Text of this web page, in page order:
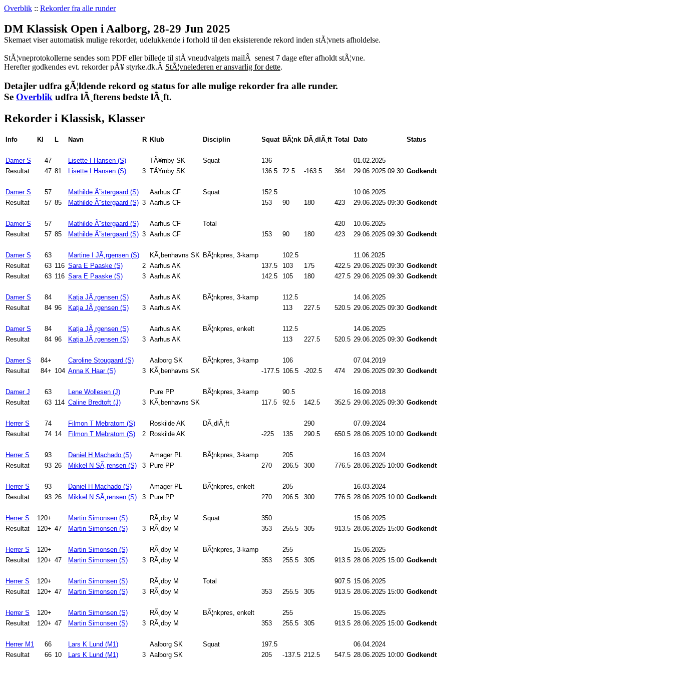
Overblik :: Rekorder fra alle runder
DM Klassisk Open i Aalborg, 28-29 Jun 2025
Skemaet viser automatisk mulige rekorder, udelukkende i forhold til den eksisterende rekord inden stÃ¦vnets afholdelse.
StÃ¦vneprotokollerne sendes som PDF eller billede til stÃ¦vneudvalgets mailÂ senest 7 dage efter afholdt stÃ¦vne.
Herefter godkendes evt. rekorder pÃ¥ styrke.dk.Â StÃ¦vnelederen er ansvarlig for dette.
Detajler udfra gÃ¦ldende rekord og status for alle mulige rekorder fra alle runder.
Se Overblik udfra lÃ¸fterens bedste lÃ¸ft.
Rekorder i Klassisk, Klasser
Info Kl L Navn R Klub Disciplin Squat BÃ¦nk DÃ¸dlÃ¸ft Total Dato Status
Damer S 47 Lisette I Hansen (S) TÃ¥rnby SK Squat 136 01.02.2025
Resultat
47 81 Lisette I Hansen (S) 3 TÃ¥rnby SK 136.5 72.5 -163.5 364 29.06.2025 09:30 Godkendt
Damer S 57 Mathilde Ã˜stergaard (S) Aarhus CF Squat 152.5 10.06.2025
Resultat
57 85 Mathilde Ã˜stergaard (S) 3 Aarhus CF 153 90 180 423 29.06.2025 09:30 Godkendt
Damer S 57 Mathilde Ã˜stergaard (S) Aarhus CF Total 420 10.06.2025
Resultat
57 85 Mathilde Ã˜stergaard (S) 3 Aarhus CF 153 90 180 423 29.06.2025 09:30 Godkendt
Damer S 63 Martine I JÃ¸rgensen (S) KÃ¸benhavns SK BÃ¦nkpres, 3-kamp 102.5 11.06.2025
Resultat
63 116 Sara E Paaske (S) 2 Aarhus AK 137.5 103 175 422.5 29.06.2025 09:30 Godkendt
Resultat
63 116 Sara E Paaske (S) 3 Aarhus AK 142.5 105 180 427.5 29.06.2025 09:30 Godkendt
Damer S 84 Katja JÃ¸rgensen (S) Aarhus AK BÃ¦nkpres, 3-kamp 112.5 14.06.2025
Resultat
84 96 Katja JÃ¸rgensen (S) 3 Aarhus AK 113 227.5 520.5 29.06.2025 09:30 Godkendt
Damer S 84 Katja JÃ¸rgensen (S) Aarhus AK BÃ¦nkpres, enkelt 112.5 14.06.2025
Resultat
84 96 Katja JÃ¸rgensen (S) 3 Aarhus AK 113 227.5 520.5 29.06.2025 09:30 Godkendt
Damer S 84+ Caroline Stougaard (S) Aalborg SK BÃ¦nkpres, 3-kamp 106 07.04.2019
Resultat
84+ 104 Anna K Haar (S) 3 KÃ¸benhavns SK -177.5 106.5 -202.5 474 29.06.2025 09:30 Godkendt
Damer J 63 Lene Wollesen (J) Pure PP BÃ¦nkpres, 3-kamp 90.5 16.09.2018
Resultat
63 114 Caline Bredtoft (J) 3 KÃ¸benhavns SK 117.5 92.5 142.5 352.5 29.06.2025 09:30 Godkendt
Herrer S 74 Filmon T Mebratom (S) Roskilde AK DÃ¸dlÃ¸ft 290 07.09.2024
Resultat
74 14 Filmon T Mebratom (S) 2 Roskilde AK -225 135 290.5 650.5 28.06.2025 10:00 Godkendt
Herrer S 93 Daniel H Machado (S) Amager PL BÃ¦nkpres, 3-kamp 205 16.03.2024
Resultat
93 26 Mikkel N SÃ¸rensen (S) 3 Pure PP 270 206.5 300 776.5 28.06.2025 10:00 Godkendt
Herrer S 93 Daniel H Machado (S) Amager PL BÃ¦nkpres, enkelt 205 16.03.2024
Resultat
93 26 Mikkel N SÃ¸rensen (S) 3 Pure PP 270 206.5 300 776.5 28.06.2025 10:00 Godkendt
Herrer S 120+ Martin Simonsen (S) RÃ¸dby M Squat 350 15.06.2025
Resultat
120+ 47 Martin Simonsen (S) 3 RÃ¸dby M 353 255.5 305 913.5 28.06.2025 15:00 Godkendt
Herrer S 120+ Martin Simonsen (S) RÃ¸dby M BÃ¦nkpres, 3-kamp 255 15.06.2025
Resultat
120+ 47 Martin Simonsen (S) 3 RÃ¸dby M 353 255.5 305 913.5 28.06.2025 15:00 Godkendt
Herrer S 120+ Martin Simonsen (S) RÃ¸dby M Total 907.5 15.06.2025
Resultat
120+ 47 Martin Simonsen (S) 3 RÃ¸dby M 353 255.5 305 913.5 28.06.2025 15:00 Godkendt
Herrer S 120+ Martin Simonsen (S) RÃ¸dby M BÃ¦nkpres, enkelt 255 15.06.2025
Resultat
120+ 47 Martin Simonsen (S) 3 RÃ¸dby M 353 255.5 305 913.5 28.06.2025 15:00 Godkendt
Herrer M1 66 Lars K Lund (M1) Aalborg SK Squat 197.5 06.04.2024
Resultat
66 10 Lars K Lund (M1) 3 Aalborg SK 205 -137.5 212.5 547.5 28.06.2025 10:00 Godkendt